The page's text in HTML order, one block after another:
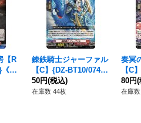
【R
ド
錬鉄騎士ジャーファル
【C】{DZ-BT10/074}
《ドラゴンエンパイ
ア》
50円(税込)
在庫数 44枚
奏冥
【C
《リ
オ》
80円(
在庫